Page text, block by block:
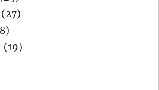
(27)
(19)